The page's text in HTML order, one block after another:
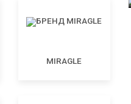
MIRAGLE